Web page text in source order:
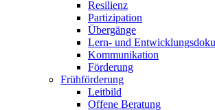
Resilienz
Partizipation
Übergänge
Lern- und
Kommunikation
Förderung
Frühförderung
Leitbild
Offene Beratung